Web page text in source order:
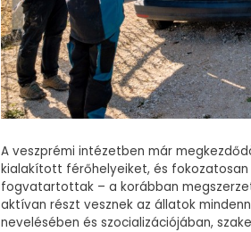
A veszprémi intézetben már
kialakított férőhelyeiket, és
fogvatartottak – a korábban
aktívan részt vesznek az állatok
nevelésében és szocializációjában,